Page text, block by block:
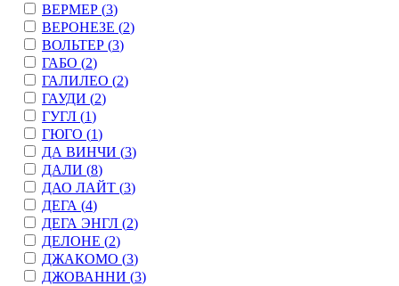
ВЕРМЕР (3)
ВЕРОНЕЗЕ (2)
ВОЛЬТЕР (3)
ГАБО (2)
ГАЛИЛЕО (2)
ГАУДИ (2)
ГУГЛ (1)
ГЮГО (1)
ДА ВИНЧИ (3)
ДАЛИ (8)
ДАО ЛАЙТ (3)
ДЕГА (4)
ДЕГА ЭНГЛ (2)
ДЕЛОНЕ (2)
ДЖАКОМО (3)
ДЖОВАННИ (3)